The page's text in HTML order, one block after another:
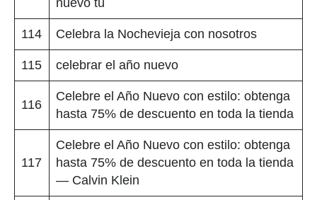
114 Celebra la Nochevieja con nosotros
115 celebrar el año nuevo
116
Celebre el Año Nuevo con estilo: obtenga
hasta 75% de descuento en toda la tienda
117
Celebre el Año Nuevo con estilo: obtenga
hasta 75% de descuento en toda la tienda
— Calvin Klein